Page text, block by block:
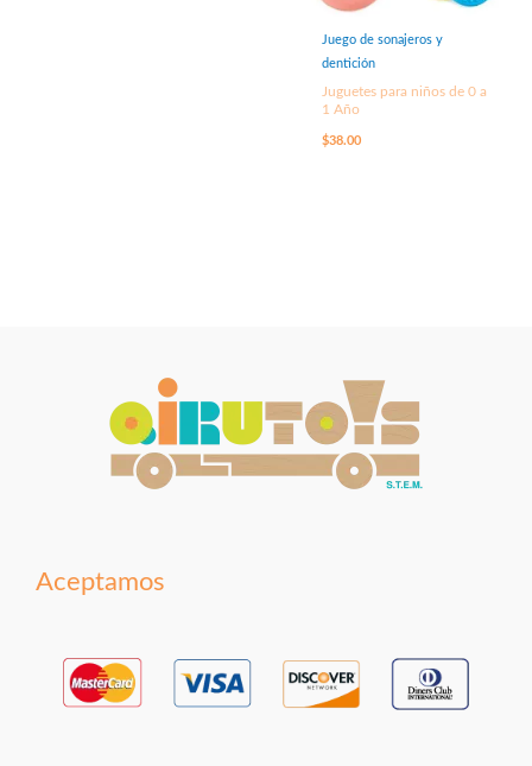
Juego de sonajeros y
dentición
Juguetes para niños de 0 a
1 Año
$38.00
Aceptamos